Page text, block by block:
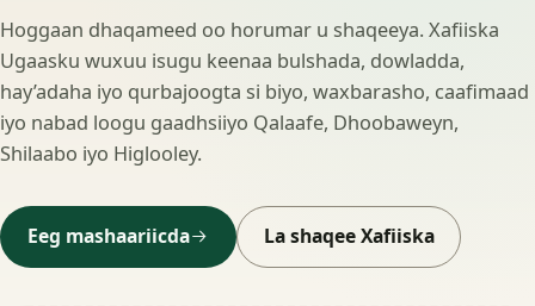
Hoggaan dhaqameed oo horumar u shaqeeya. Xafiiska
Ugaasku wuxuu isugu keenaa bulshada, dowladda,
hay’adaha iyo qurbajoogta si biyo, waxbarasho, caafimaad
iyo nabad loogu gaadhsiiyo Qalaafe, Dhoobaweyn,
Shilaabo iyo Higlooley.
Eeg mashaariicda La shaqee Xafiiska